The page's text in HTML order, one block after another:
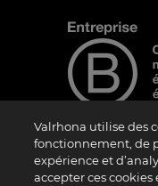
Valrhona utilise des
fonctionnement, de
expérience et
accepter ces